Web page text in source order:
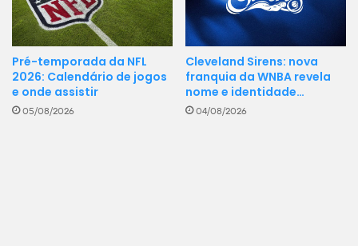
Pré-temporada da NFL
2026: Calendário de jogos
e onde assistir
05/08/2026
Cleveland Sirens: nova
franquia da WNBA revela
nome e identidade…
04/08/2026